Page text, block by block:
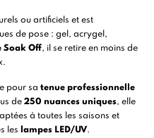
ou artificiels et est
de pose :gel ,acrygel ,
Soak Off, il se retire en moins de
pour satenue professionnelle
de250 nuances uniques, elle
à toutes les saisons et
les
lampes LED/UV.